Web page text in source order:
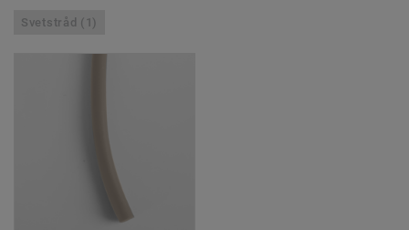
Svetstråd (1)